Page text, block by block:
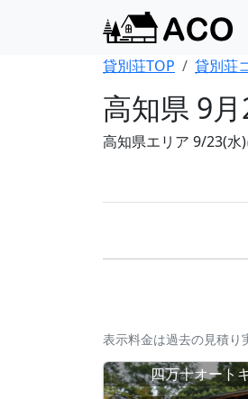
貸別荘TOP
貸別荘
高知県 9
高知県エリア 9/23(水
表示料金は過去の見積り
四万十オート